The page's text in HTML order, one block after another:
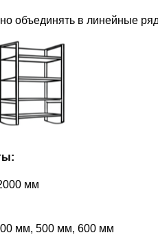
объединять в линейные
мм
мм, 500 мм, 600 мм